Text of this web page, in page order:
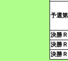
予選
決勝
決勝
決勝